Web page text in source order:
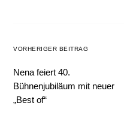
VORHERIGER BEITRAG
Nena feiert 40.
Bühnenjubiläum mit neuer
„Best of“